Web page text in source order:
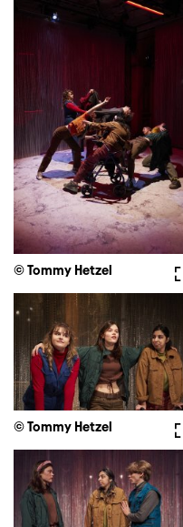
© Tommy Hetzel
© Tommy Hetzel